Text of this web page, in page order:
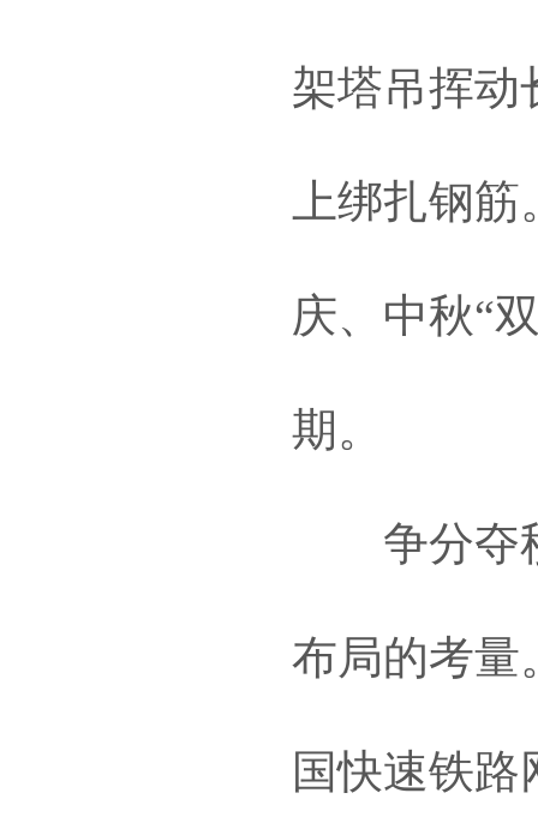
架塔吊挥动
上绑扎钢
庆、中秋“
期。
争分夺秒
布局的考量
国快速铁